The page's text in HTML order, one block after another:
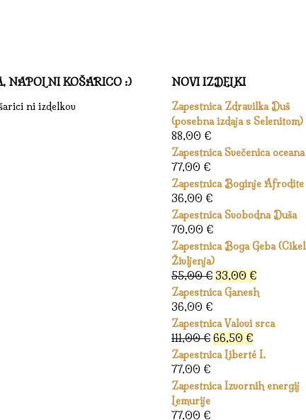
NAPOLNI KOŠARICO :)
ni izdelkov
NOVI IZDELKI
Zapestnica Zdravilka Duš
(posebna izdaja s Selenitom)
88,00 €
Zapestnica Svečenica oceana
77,00 €
Zapestnica Boginje Afrodite
36,00 €
Zapestnica Svobodna Duša
70,00 €
Zapestnica Boga Geba (Cikel
Življenja)
55,00€ Izvirna
cena
bila:
55,00 €.
33,00 €Trenutna
cena
33,00 €.
Zapestnica Ganesh
36,00 €
Zapestnica Valovi srca
111,00€ Izvirna
cena
bila:
66,50 €Trenutna
cena
66,50 €.
Zapestnica Liberté I.
77,00 €
Zapestnica Izvornih energij
Lemurije
77,00 €